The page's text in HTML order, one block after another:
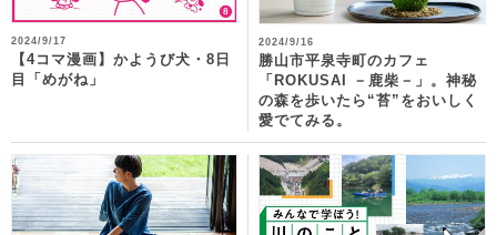
2024/9/17
【4コマ漫画】かようび犬・8日
目「めがね」
2024/9/16
勝山市平泉寺町のカフェ
「ROKUSAI －鹿柴－」。神秘
の森を歩いたら“苔”をおいしく
愛でてみる。